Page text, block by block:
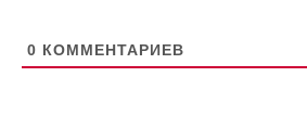
0 КОММЕНТАРИЕВ